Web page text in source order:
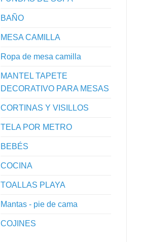
BAÑO
MESA CAMILLA
Ropa de mesa camilla
MANTEL TAPETE
DECORATIVO PARA MESAS
CORTINAS Y VISILLOS
TELA POR METRO
BEBÉS
COCINA
TOALLAS PLAYA
Mantas - pie de cama
COJINES